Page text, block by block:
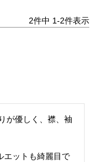
2件中 1-2件表示
が優しく、襟、袖
エットも綺麗目で